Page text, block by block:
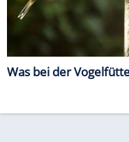
Was bei der